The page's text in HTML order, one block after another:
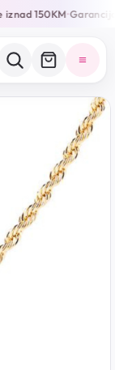
150KM•Garancija